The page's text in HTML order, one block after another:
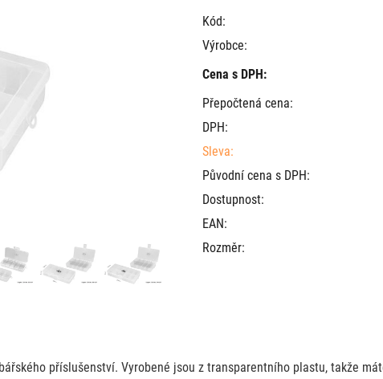
Kód:
Výrobce:
Cena s DPH:
Přepočtená cena:
DPH:
Sleva:
Původní cena s DPH:
Dostupnost:
EAN:
Rozměr:
příslušenství. Vyrobené jsou z transparentního plastu, takže